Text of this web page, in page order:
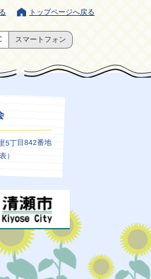
トップページへ戻る
スマートフォン
5丁目842番地
）